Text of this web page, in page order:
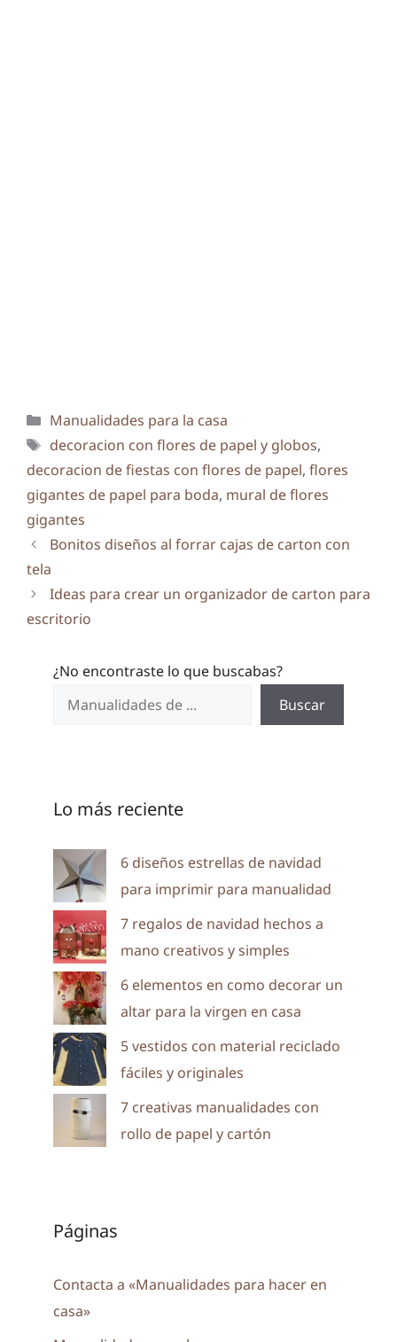
Categorías
Manualidades para la casa
Etiquetas
decoracion con flores de papel y globos,
decoracion de fiestas con flores de papel, flores
gigantes de papel para boda, mural de flores
gigantes
Bonitos diseños al forrar cajas de carton con
tela
Ideas para crear un organizador de carton para
escritorio
¿No encontraste lo que buscabas?
Buscar
Lo más reciente
6 diseños estrellas de navidad
para imprimir para manualidad
7 regalos de navidad hechos a
mano creativos y simples
6 elementos en como decorar un
altar para la virgen en casa
5 vestidos con material reciclado
fáciles y originales
7 creativas manualidades con
rollo de papel y cartón
Páginas
Contacta a «Manualidades para hacer en
casa»